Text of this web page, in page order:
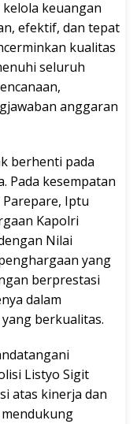
keuangan
efektif, dan tepat
kualitas
seluruh
anggaran
berhenti pada
Pada kesempatan
Parepare, Iptu
Kapolri
Nilai
yang
berprestasi
dalam
berkualitas.
Listyo Sigit
atas kinerja dan